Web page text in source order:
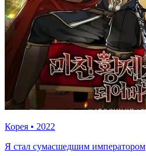
Корея • 2022
Я стал сумасшедшим императором